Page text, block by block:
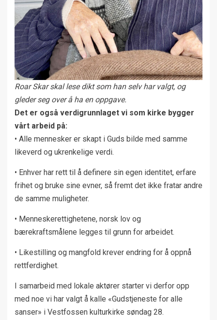
Roar Skar skal lese dikt som han selv har valgt, og
gleder seg over å ha en oppgave.
Det er også verdigrunnlaget vi som kirke bygger
vårt arbeid på:
• Alle mennesker er skapt i Guds bilde med samme
likeverd og ukrenkelige verdi.
• Enhver har rett til å definere sin egen identitet, erfare
frihet og bruke sine evner, så fremt det ikke fratar andre
de samme muligheter.
• Menneskerettighetene, norsk lov og
bærekraftsmålene legges til grunn for arbeidet.
• Likestilling og mangfold krever endring for å oppnå
rettferdighet.
I samarbeid med lokale aktører starter vi derfor opp
med noe vi har valgt å kalle «Gudstjeneste for alle
sanser» i Vestfossen kulturkirke søndag 28.